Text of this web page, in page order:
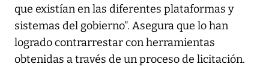
que existían en las diferentes plataformas y
sistemas del gobierno”. Asegura que lo han
logrado contrarrestar con herramientas
obtenidas a través de un proceso de licitación.